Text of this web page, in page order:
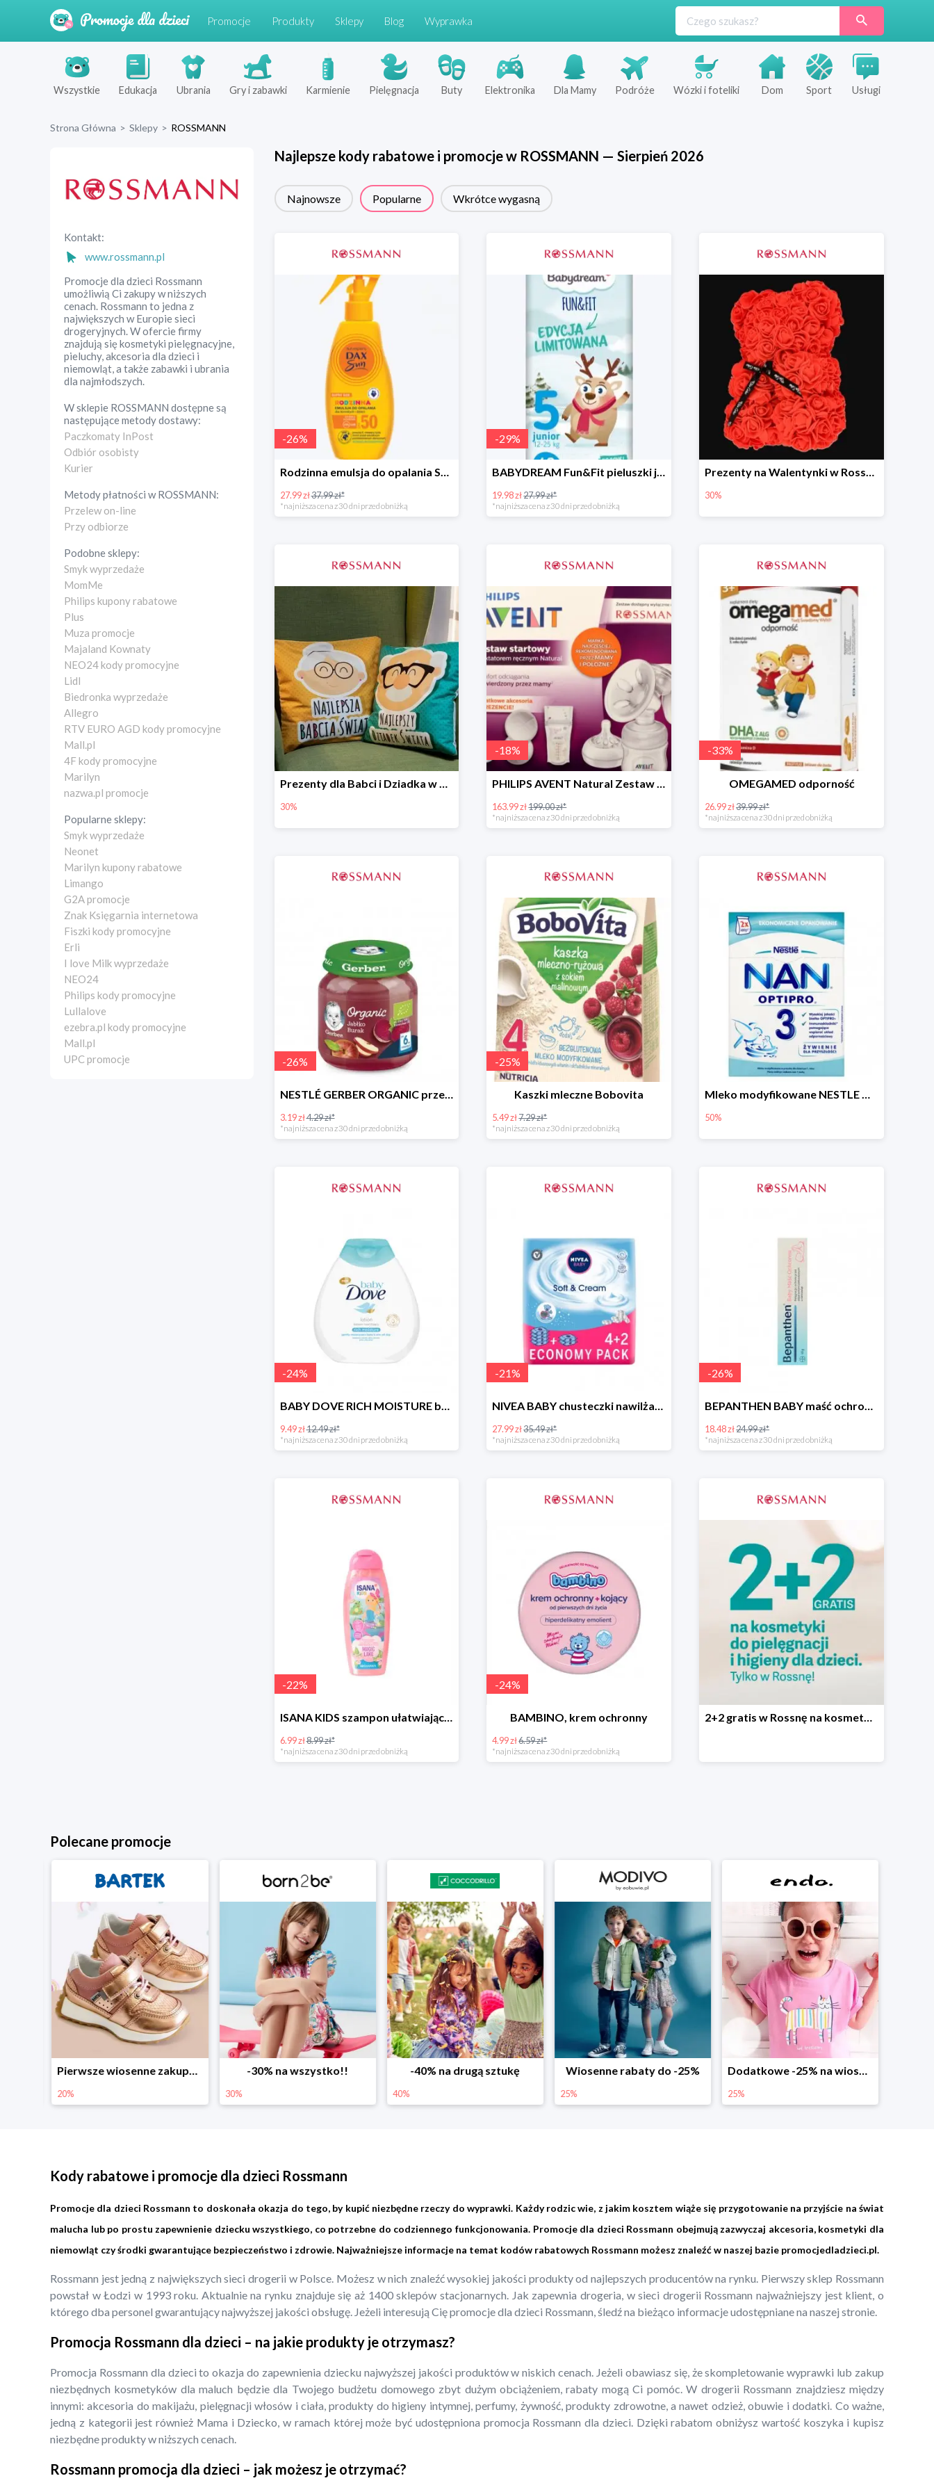
Promocje Produkty Sklepy Blog Wyprawka
Wszystkie Edukacja Ubrania Gry i zabawki Karmienie Pielęgnacja Buty Elektronika Dla Mamy Podróże Wózki i foteliki Dom Sport Usługi
Strona Główna > Sklepy > ROSSMANN
Kontakt:
www.rossmann.pl
Promocje dla dzieci Rossmann
umożliwią Ci zakupy w niższych
cenach. Rossmann to jedna z
największych w Europie sieci
drogeryjnych. W ofercie firmy
znajdują się kosmetyki pielęgnacyjne,
pieluchy, akcesoria dla dzieci i
niemowląt, a także zabawki i ubrania
dla najmłodszych.
W sklepie ROSSMANN dostępne są
następujące metody dostawy:
Paczkomaty InPost
Odbiór osobisty
Kurier
Metody płatności wROSSMANN:
Przelew on-line
Przy odbiorze
Podobne sklepy:
Smyk wyprzedaże
MomMe
Philips kupony rabatowe
Plus
Muza promocje
Majaland Kownaty
NEO24 kody promocyjne
Lidl
Biedronka wyprzedaże
Allegro
RTV EURO AGD kody promocyjne
Mall.pl
4F kody promocyjne
Marilyn
nazwa.pl promocje
Popularne sklepy:
Smyk wyprzedaże
Neonet
Marilyn kupony rabatowe
Limango
G2A promocje
Znak Księgarnia internetowa
Fiszki kody promocyjne
Erli
I love Milk wyprzedaże
NEO24
Philips kody promocyjne
Lullalove
ezebra.pl kody promocyjne
Mall.pl
UPC promocje
Najlepsze kody rabatowe i promocje w ROSSMANN — Sierpień 2026
Najnowsze Popularne Wkrótce wygasną
-26%
Rodzinna emulsja do opalania SPF 50
27.99 zł37.99 zł*
*najniższa cena z 30 dni przed obniżką
-29%
BABYDREAM Fun&Fit pieluszki jednorazowe Junior 5
19.98 zł27.99 zł*
*najniższa cena z 30 dni przed obniżką
Prezenty na Walentynki w Rossmannie do -30%
30%
Prezenty dla Babci i Dziadka w Rossmannie do -30%
30%
-18%
PHILIPS AVENT Natural Zestaw Startowy
163.99 zł199.00 zł*
*najniższa cena z 30 dni przed obniżką
-33%
OMEGAMED odporność
26.99 zł39.99 zł*
*najniższa cena z 30 dni przed obniżką
-26%
NESTLÉ GERBER ORGANIC przeciery i deserki owocowe
3.19 zł4.29 zł*
*najniższa cena z 30 dni przed obniżką
-25%
Kaszki mleczne Bobovita
5.49 zł7.29 zł*
*najniższa cena z 30 dni przed obniżką
Mleko modyfikowane NESTLE NAN OPTIPRO 3 -50%
50%
-24%
BABY DOVE RICH MOISTURE balsam nawilżający
9.49 zł12.49 zł*
*najniższa cena z 30 dni przed obniżką
-21%
NIVEA BABY chusteczki nawilżane
27.99 zł35.49 zł*
*najniższa cena z 30 dni przed obniżką
-26%
BEPANTHEN BABY maść ochronna
18.48 zł24.99 zł*
*najniższa cena z 30 dni przed obniżką
-22%
ISANA KIDS szampon ułatwiający rozczesywanie 200 ml
6.99 zł8.99 zł*
*najniższa cena z 30 dni przed obniżką
-24%
BAMBINO, krem ochronny
4.99 zł6.59 zł*
*najniższa cena z 30 dni przed obniżką
2+2 gratis w Rossnę na kosmetyki do pielęgnacji i higieny dla dzieci
Polecane promocje
Pierwsze wiosenne zakupy -20%
20%
-30% na wszystko!!
30%
-40% na drugą sztukę
40%
Wiosenne rabaty do -25%
25%
Dodatkowe -25% na wiosenne nowości
25%
Kody rabatowe i promocje dla dzieci Rossmann
Promocje dla dzieci Rossmann to doskonała okazja do tego, by kupić niezbędne rzeczy do wyprawki. Każdy rodzic wie, z jakim kosztem wiąże się przygotowanie na przyjście na świat
malucha lub po prostu zapewnienie dziecku wszystkiego, co potrzebne do codziennego funkcjonowania. Promocje dla dzieci Rossmann obejmują zazwyczaj akcesoria, kosmetyki dla
niemowląt czy środki gwarantujące bezpieczeństwo i zdrowie. Najważniejsze informacje na temat kodów rabatowych Rossmann możesz znaleźć w naszej bazie promocjedladzieci.pl.
Rossmann jest jedną z największych sieci drogerii w Polsce. Możesz w nich znaleźć wysokiej jakości produkty od najlepszych producentów na rynku. Pierwszy sklep Rossmann
powstał w Łodzi w 1993 roku. Aktualnie na rynku znajduje się aż 1400 sklepów stacjonarnych. Jak zapewnia drogeria, w sieci drogerii Rossmann najważniejszy jest klient, o
którego dba personel gwarantujący najwyższej jakości obsługę. Jeżeli interesują Cię promocje dla dzieci Rossmann, śledź na bieżąco informacje udostępniane na naszej stronie.
Promocja Rossmann dla dzieci – na jakie produkty je otrzymasz?
Promocja Rossmann dla dzieci to okazja do zapewnienia dziecku najwyższej jakości produktów w niskich cenach. Jeżeli obawiasz się, że skompletowanie wyprawki lub zakup
niezbędnych kosmetyków dla maluch będzie dla Twojego budżetu domowego zbyt dużym obciążeniem, rabaty mogą Ci pomóc. W drogerii Rossmann znajdziesz między
innymi: akcesoria do makijażu, pielęgnacji włosów i ciała, produkty do higieny intymnej, perfumy, żywność, produkty zdrowotne, a nawet odzież, obuwie i dodatki. Co ważne,
jedną z kategorii jest również Mama i Dziecko, w ramach której może być udostępniona promocja Rossmann dla dzieci. Dzięki rabatom obniżysz wartość koszyka i kupisz
niezbędne produkty w niższych cenach.
Rossmann promocja dla dzieci – jak możesz je otrzymać?